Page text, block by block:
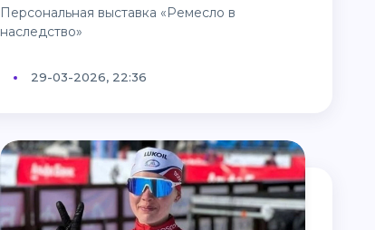
Персональная выставка «Ремесло в
наследство»
29-03-2026, 22:36